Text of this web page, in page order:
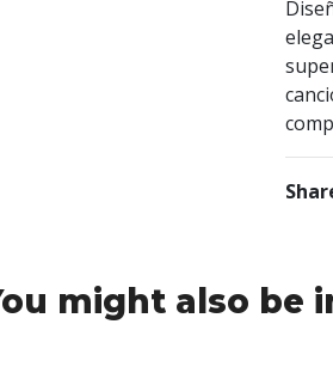
might also be